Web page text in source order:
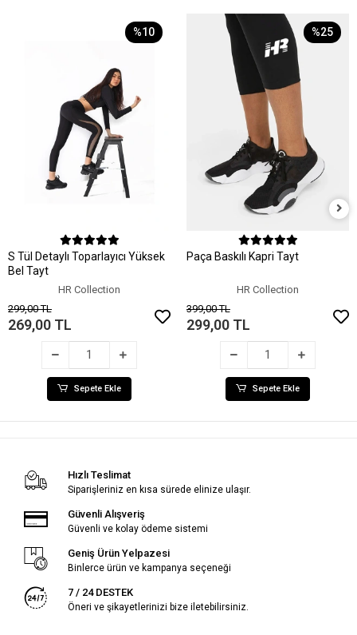
%10
Sepete Ekle
S Tül Detaylı Toparlayıcı Yüksek
Bel Tayt
HR Collection
299,00 TL
269,00 TL
Sepete Ekle
%25
Sepete Ekle
Paça Baskılı Kapri Tayt
HR Collection
399,00 TL
299,00 TL
Sepete Ekle
Hızlı Teslimat
Siparişleriniz en kısa sürede elinize ulaşır.
Güvenli Alışveriş
Güvenli ve kolay ödeme sistemi
Geniş Ürün Yelpazesi
Binlerce ürün ve kampanya seçeneği
7 / 24 DESTEK
Öneri ve şikayetlerinizi bize iletebilirsiniz.